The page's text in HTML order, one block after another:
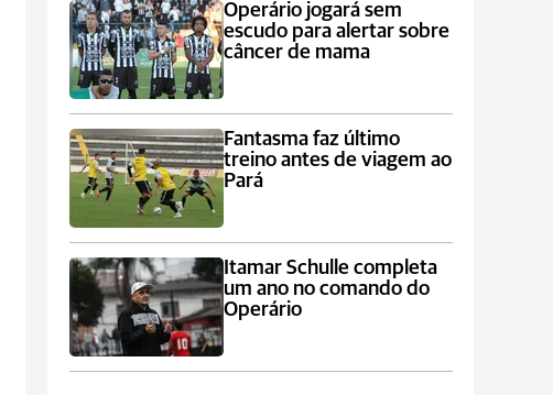
Operário jogará sem
escudo para alertar sobre
câncer de mama
Fantasma faz último
treino antes de viagem ao
Pará
Itamar Schulle completa
um ano no comando do
Operário